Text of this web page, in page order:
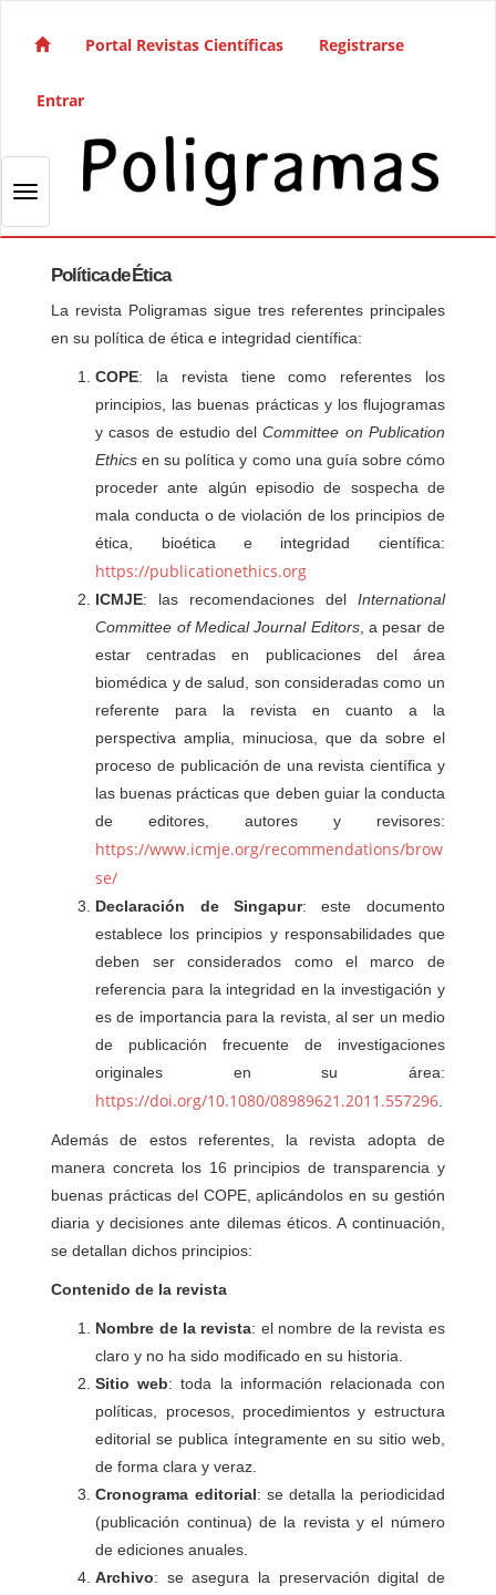
Navegación principal
Barra lateral
Portal Revistas Científicas Registrarse
Entrar
Toggle navigation
Política de Ética
La revista Poligramas sigue tres referentes principales
en su política de ética e integridad científica:
COPE: la revista tiene como referentes los
principios, las buenas prácticas y los flujogramas
y casos de estudio delCommittee on Publication
Ethics en su política y como una guía sobre cómo
proceder ante algún episodio de sospecha de
mala conducta o de violación de los principios de
ética, bioética e integridad científica:
https://publicationethics.org
ICMJE: las recomendaciones del International
Committee of Medical Journal Editors, a pesar de
estar centradas en publicaciones del área
biomédica y de salud, son consideradas como un
referente para la revista en cuanto a la
perspectiva amplia, minuciosa, que da sobre el
proceso de publicación de una revista científica y
las buenas prácticas que deben guiar la conducta
de editores, autores y revisores:
https://www.icmje.org/recommendations/brow
se/
Declaración de Singapur: este documento
establece los principios y responsabilidades que
deben ser considerados como el marco de
referencia para la integridad en la investigación y
es de importancia para la revista, al ser un medio
de publicación frecuente de investigaciones
originales en su área:
https://doi.org/10.1080/08989621.2011.557296
Además de estos referentes, la revista adopta de
manera concreta los 16 principios de transparencia y
buenas prácticas del COPE, aplicándolos en su gestión
diaria y decisiones ante dilemas éticos. A continuación,
se detallan dichos principios:
Contenido de la revista
Nombre de la revista: el nombre de la revista es
claro y no ha sido modificado en su historia.
Sitio web: toda la información relacionada con
políticas, procesos, procedimientos y estructura
editorial se publica íntegramente en su sitio web,
de forma clara y veraz.
Cronograma editorial: se detalla la periodicidad
(publicación continua) de la revista y el número
de ediciones anuales.
Archivo: se asegura la preservación digital de